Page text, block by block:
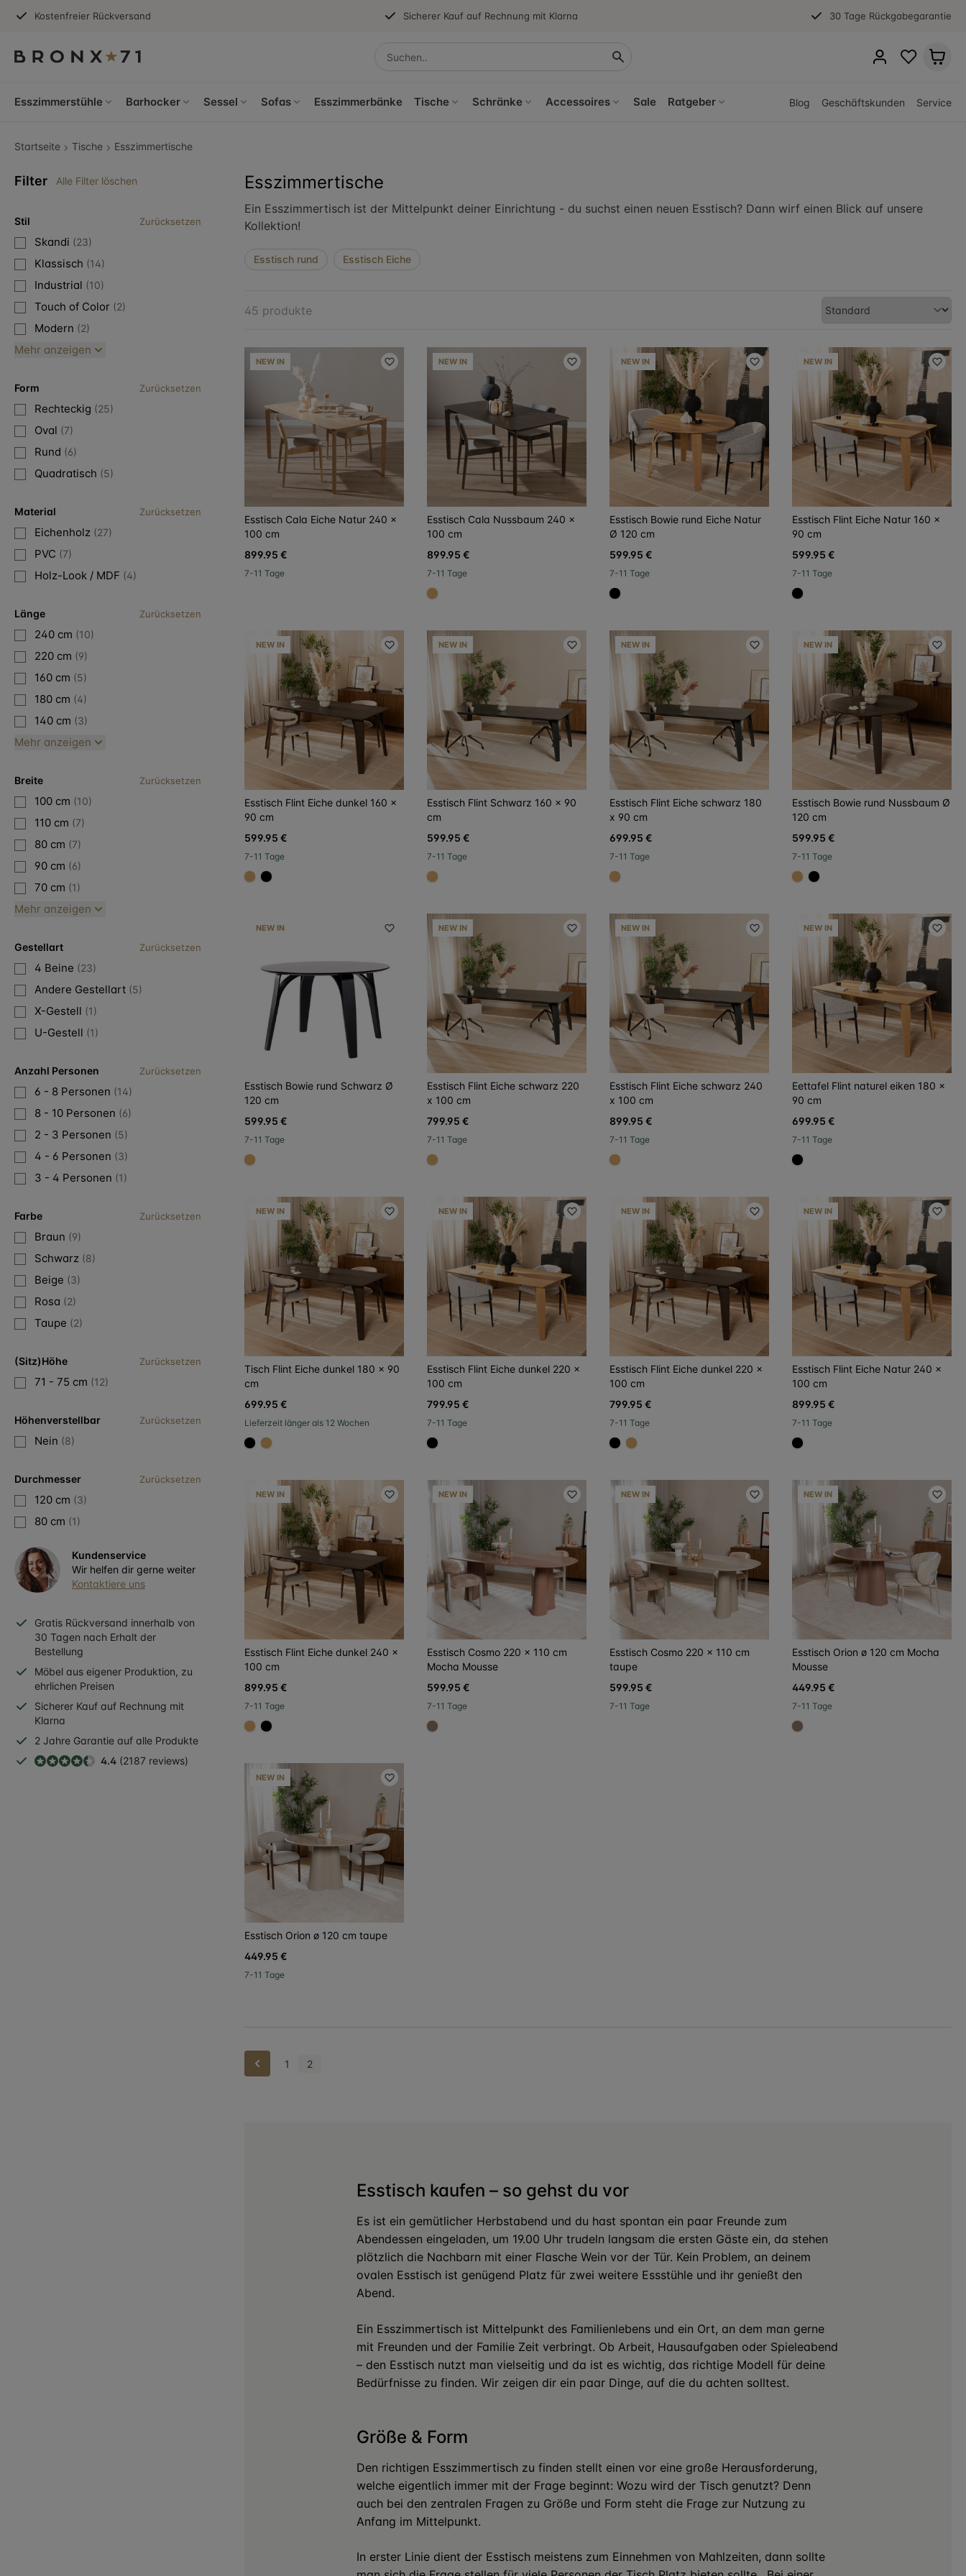
Kostenfreier Rückversand Sicherer Kauf auf Rechnung mit Klarna 30 Tage Rückgabegarantie
Esszimmerstühle Barhocker Sessel Sofas Esszimmerbänke Tische Schränke Accessoires Sale Ratgeber Blog Geschäftskunden Service
Startseite Tische Esszimmertische
Filter Alle Filter löschen
Stil Zurücksetzen
Skandi (23)
Klassisch (14)
Industrial (10)
Touch of Color (2)
Modern (2)
Mehr anzeigen
Form Zurücksetzen
Rechteckig (25)
Oval (7)
Rund (6)
Quadratisch (5)
Material Zurücksetzen
Eichenholz (27)
PVC (7)
Holz-Look / MDF (4)
Länge Zurücksetzen
240 cm (10)
220 cm (9)
160 cm (5)
180 cm (4)
140 cm (3)
Mehr anzeigen
Breite Zurücksetzen
100 cm (10)
110 cm (7)
80 cm (7)
90 cm (6)
70 cm (1)
Mehr anzeigen
Gestellart Zurücksetzen
4 Beine (23)
Andere Gestellart (5)
X-Gestell (1)
U-Gestell (1)
Anzahl Personen Zurücksetzen
6 - 8 Personen (14)
8 - 10 Personen (6)
2 - 3 Personen (5)
4 - 6 Personen (3)
3 - 4 Personen (1)
Farbe Zurücksetzen
Braun (9)
Schwarz (8)
Beige (3)
Rosa (2)
Taupe (2)
(Sitz)Höhe Zurücksetzen
71 - 75 cm (12)
Höhenverstellbar Zurücksetzen
Nein (8)
Durchmesser Zurücksetzen
120 cm (3)
80 cm (1)
Kundenservice
Wir helfen dir gerne weiter
Kontaktiere uns
Gratis Rückversand innerhalb von
30 Tagen nach Erhalt der
Bestellung
Möbel aus eigener Produktion, zu
ehrlichen Preisen
Sicherer Kauf auf Rechnung mit
Klarna
2 Jahre Garantie auf alle Produkte
4.4 (2187 reviews)
Esszimmertische
Ein Esszimmertisch ist der Mittelpunkt deiner Einrichtung - du suchst einen neuen Esstisch? Dann wirf einen Blick auf unsere
Kollektion!
Esstisch rund Esstisch Eiche
45 produkte
NEW IN
Esstisch Cala Eiche Natur 240 x
100 cm
899.95 €
7-11 Tage
NEW IN
Esstisch Cala Nussbaum 240 x
100 cm
899.95 €
7-11 Tage
#dca96a
NEW IN
Esstisch Bowie rund Eiche Natur
Ø 120 cm
599.95 €
7-11 Tage
#000000
NEW IN
Esstisch Flint Eiche Natur 160 x
90 cm
599.95 €
7-11 Tage
#000000
NEW IN
Esstisch Flint Eiche dunkel 160 x
90 cm
599.95 €
7-11 Tage
#dca96a
#000000
NEW IN
Esstisch Flint Schwarz 160 x 90
cm
599.95 €
7-11 Tage
#dca96a
NEW IN
Esstisch Flint Eiche schwarz 180
x 90 cm
699.95 €
7-11 Tage
#dca96a
NEW IN
Esstisch Bowie rund Nussbaum Ø
120 cm
599.95 €
7-11 Tage
#dca96a
#000000
NEW IN
Esstisch Bowie rund Schwarz Ø
120 cm
599.95 €
7-11 Tage
#dca96a
NEW IN
Esstisch Flint Eiche schwarz 220
x 100 cm
799.95 €
7-11 Tage
#dca96a
NEW IN
Esstisch Flint Eiche schwarz 240
x 100 cm
899.95 €
7-11 Tage
#dca96a
NEW IN
Eettafel Flint naturel eiken 180 x
90 cm
699.95 €
7-11 Tage
#000000
NEW IN
Tisch Flint Eiche dunkel 180 x 90
cm
699.95 €
Lieferzeit länger als 12 Wochen
#000000
#dca96a
NEW IN
Esstisch Flint Eiche dunkel 220 x
100 cm
799.95 €
7-11 Tage
#000000
NEW IN
Esstisch Flint Eiche dunkel 220 x
100 cm
799.95 €
7-11 Tage
#000000
#dca96a
NEW IN
Esstisch Flint Eiche Natur 240 x
100 cm
899.95 €
7-11 Tage
#000000
NEW IN
Esstisch Flint Eiche dunkel 240 x
100 cm
899.95 €
7-11 Tage
#dca96a
#000000
NEW IN
Esstisch Cosmo 220 x 110 cm
Mocha Mousse
599.95 €
7-11 Tage
#967b6a
NEW IN
Esstisch Cosmo 220 x 110 cm
taupe
599.95 €
7-11 Tage
NEW IN
Esstisch Orion ø 120 cm Mocha
Mousse
449.95 €
7-11 Tage
#967b6a
NEW IN
Esstisch Orion ø 120 cm taupe
449.95 €
7-11 Tage
Zurück1 2
Esstisch kaufen – so gehst du vor
Es ist ein gemütlicher Herbstabend und du hast spontan ein paar Freunde zum
Abendessen eingeladen, um 19.00 Uhr trudeln langsam die ersten Gäste ein, da stehen
plötzlich die Nachbarn mit einer Flasche Wein vor der Tür. Kein Problem, an deinem
ovalen Esstisch ist genügend Platz für zwei weitere Essstühle und ihr genießt den
Abend.
Ein Esszimmertisch ist Mittelpunkt des Familienlebens und ein Ort, an dem man gerne
mit Freunden und der Familie Zeit verbringt. Ob Arbeit, Hausaufgaben oder Spieleabend
– den Esstisch nutzt man vielseitig und da ist es wichtig, das richtige Modell für deine
Bedürfnisse zu finden. Wir zeigen dir ein paar Dinge, auf die du achten solltest.
Größe & Form
Den richtigen Esszimmertisch zu finden stellt einen vor eine große Herausforderung,
welche eigentlich immer mit der Frage beginnt: Wozu wird der Tisch genutzt? Denn
auch bei den zentralen Fragen zu Größe und Form steht die Frage zur Nutzung zu
Anfang im Mittelpunkt.
In erster Linie dient der Esstisch meistens zum Einnehmen von Mahlzeiten, dann sollte